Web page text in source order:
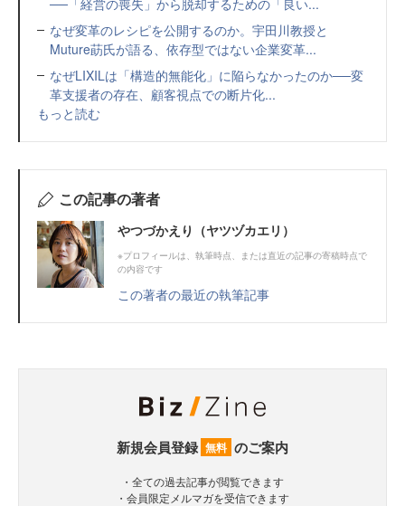
──「経営の喪失」から脱却するための「良い...
なぜ変革のレシピを公開するのか。宇田川教授と
Muture莇氏が語る、依存型ではない企業変革...
なぜLIXILは「構造的無能化」に陥らなかったのか──変
革支援者の存在、顧客視点での断片化...
もっと読む
この記事の著者
やつづかえり（ヤツヅカエリ）
※プロフィールは、執筆時点、または直近の記事の寄稿時点で
の内容です
この著者の最近の執筆記事
新規会員登録 無料 のご案内
・全ての過去記事が閲覧できます
・会員限定メルマガを受信できます